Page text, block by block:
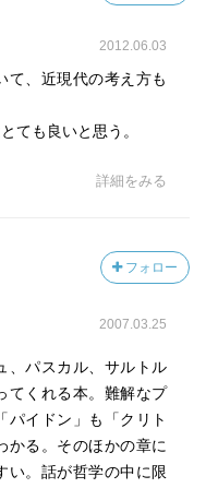
2012.06.03
て、近現代の考え方も
ても良いと思う。
詳細をみる
フォロー
2007.03.25
、パスカル、サルトル
てくれる本。難解なプ
パイドン」も「クリト
かる。そのほかの章に
い。話が哲学の中に限